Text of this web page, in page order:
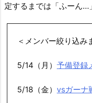
定するまでは「ふーん…
＜メンバー絞り込み
5/14（月） 予備登録
5/18（金） vsガーナ